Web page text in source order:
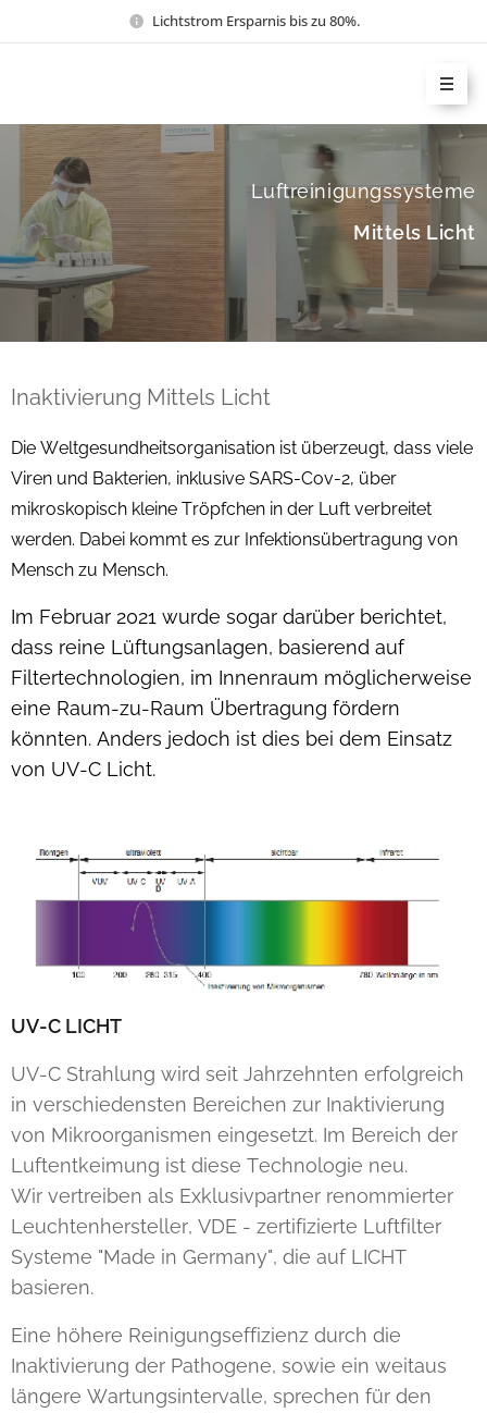
Lichtstrom Ersparnis bis zu 80%.
Luftreinigungssysteme
Mittels Licht
Inaktivierung Mittels Licht
Die Weltgesundheitsorganisation ist überzeugt, dass viele
Viren und Bakterien, inklusive SARS-Cov-2, über
mikroskopisch kleine Tröpfchen in der Luft verbreitet
werden. Dabei kommt es zur Infektionsübertragung von
Mensch zu Mensch.
Im Februar 2021 wurde sogar darüber berichtet,
dass reine Lüftungsanlagen, basierend auf
Filtertechnologien, im Innenraum möglicherweise
eine Raum-zu-Raum Übertragung fördern
könnten. Anders jedoch ist dies bei dem Einsatz
von UV-C Licht.
UV-C LICHT
UV-C Strahlung wird seit Jahrzehnten erfolgreich
in verschiedensten Bereichen zur Inaktivierung
von Mikroorganismen eingesetzt. Im Bereich der
Luftentkeimung ist diese Technologie neu.
Wir vertreiben als Exklusivpartner renommierter
Leuchtenhersteller, VDE - zertifizierte Luftfilter
Systeme "Made in Germany", die auf LICHT
basieren.
Eine höhere Reinigungseffizienz durch die
Inaktivierung der Pathogene, sowie ein weitaus
längere Wartungsintervalle, sprechen für den